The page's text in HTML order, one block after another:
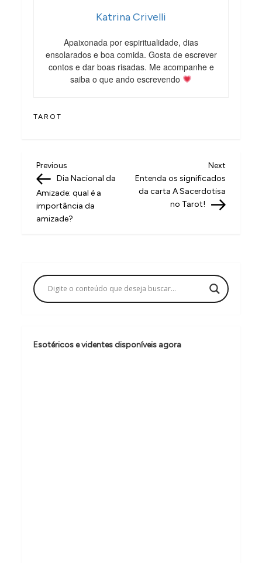
Katrina Crivelli
Apaixonada por espiritualidade, dias
ensolarados e boa comida. Gosta de escrever
contos e dar boas risadas. Me acompanhe e
saiba o que ando escrevendo
TAROT
N
a
v
e
ç
ã
d
Previous
Post
Previous
Dia Nacional da
Amizade: qual é a
importância da
amizade?
Next
Post
Next
Entenda os significados
da carta A Sacerdotisa
no Tarot!
Esotéricos e videntes disponíveis agora